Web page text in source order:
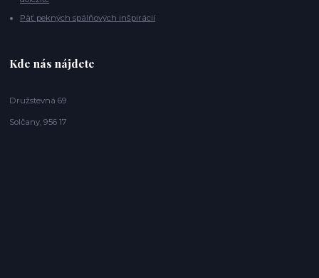
Päť pekných spálňových inšpirácií
Kde nás nájdete
Družstevná 69
Solčany, 956 17